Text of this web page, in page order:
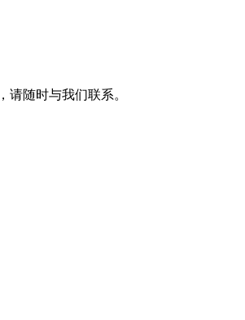
请随时与我们联系。